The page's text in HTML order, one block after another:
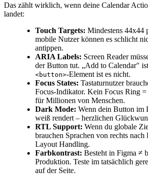
Das zählt wirklich, wenn deine Calendar
landet:
Touch Targets: Mindestens 44x44
mobile Nutzer können es schlicht
antippen.
ARIA Labels: Screen Reader
der Button tut. „Add to Calendar"
<button>-Element ist es nicht.
Focus States: Tastaturnutzer
Focus-Indikator. Kein Focus Ring
für Millionen von Menschen.
Dark Mode: Wenn dein Button im
weiß rendert – herzlichen
RTL Support: Wenn du globale
brauchen Sprachen von rechts
Layout Handling.
Farbkontrast: Besteht in Figma ≠
Produktion. Teste im tatsächlich
auf der Seite.